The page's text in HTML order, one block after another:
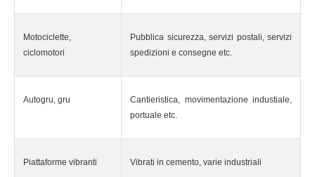
Motociclette,
ciclomotori
Pubblica sicurezza, servizi postali, servizi
spedizioni e consegne etc.
Autogru, gru
Cantieristica, movimentazione industiale,
portuale etc.
Piattaforme vibranti Vibrati in cemento, varie industriali